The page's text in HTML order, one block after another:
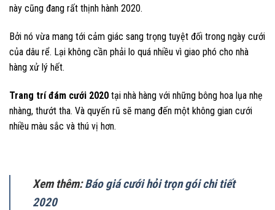
này cũng đang rất thịnh hành 2020.
Bởi nó vừa mang tới cảm giác sang trọng tuyệt đối trong ngày cưới
của dâu rể. Lại không cần phải lo quá nhiều vì giao phó cho nhà
hàng xử lý hết.
Trang trí đám cưới 2020 tại nhà hàng với những bông hoa lụa nhẹ
nhàng, thướt tha. Và quyến rũ sẽ mang đến một không gian cưới
nhiều màu sắc và thú vị hơn.
Xem thêm:Báo giá cưới hỏi trọn gói chi tiết
2020